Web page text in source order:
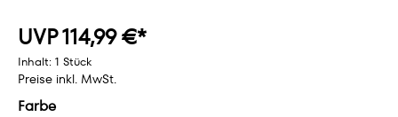
UVP 114,99 €*
Inhalt: 1 Stück
Preise inkl. MwSt.
Farbe